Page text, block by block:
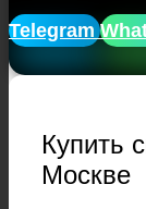
Telegram
Купить
Москве